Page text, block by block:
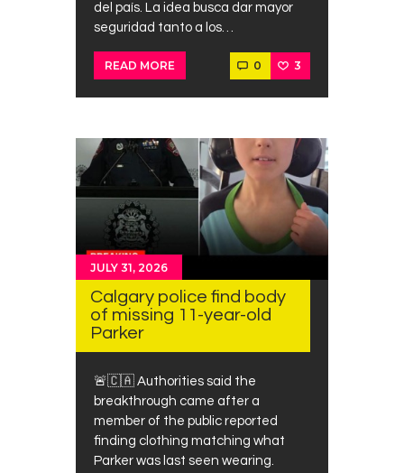
del país. La idea busca dar mayor
seguridad tanto a los…
READ MORE 0 3
JULY 31, 2026
Calgary police find body
of missing 11-year-old
Parker
🚨🇨🇦 Authorities said the
breakthrough came after a
member of the public reported
finding clothing matching what
Parker was last seen wearing.